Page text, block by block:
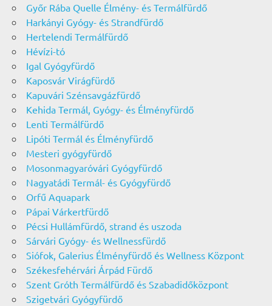
Győr Rába Quelle Élmény- és Termálfürdő
Harkányi Gyógy- és Strandfürdő
Hertelendi Termálfürdő
Hévízi-tó
Igal Gyógyfürdő
Kaposvár Virágfürdő
Kapuvári Szénsavgázfürdő
Kehida Termál, Gyógy- és Élményfürdő
Lenti Termálfürdő
Lipóti Termál és Élményfürdő
Mesteri gyógyfürdő
Mosonmagyaróvári Gyógyfürdő
Nagyatádi Termál- és Gyógyfürdő
Orfű Aquapark
Pápai Várkertfürdő
Pécsi Hullámfürdő, strand és uszoda
Sárvári Gyógy- és Wellnessfürdő
Siófok, Galerius Élményfürdő és Wellness Központ
Székesfehérvári Árpád Fürdő
Szent Gróth Termálfürdő és Szabadidőközpont
Szigetvári Gyógyfürdő